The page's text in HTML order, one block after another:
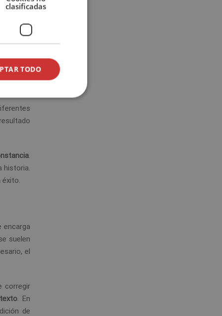
la idea,
.
historia.
éxito.
encarga
suelen
el
corregir
. En
de
clasificadas
TODO